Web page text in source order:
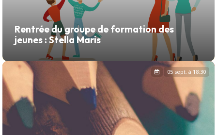
Rentrée du groupe de formation des
jeunes : Stella Maris
05 sept. à 18:30